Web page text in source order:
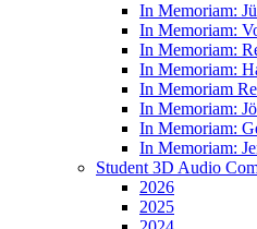
In Memoriam:
In Memoriam:
In Memoriam:
In Memoriam:
In Memoriam
In Memoriam:
In Memoriam:
In Memoriam:
Student 3D Audio
2026
2025